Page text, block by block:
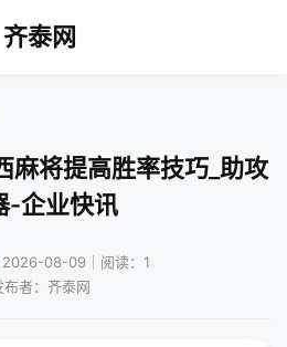
齐泰网
麻将提高胜率技巧_助攻
-企业快讯
2026-08-09｜阅读：1
布者：齐泰网